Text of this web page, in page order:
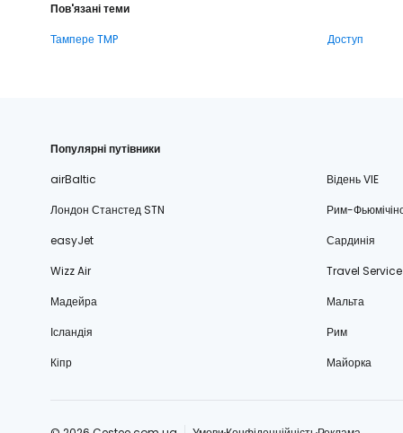
Пов'язані теми
Тампере TMP
Доступ
Популярні путівники
airBaltic
Відень VIE
Лондон Станстед STN
Рим-
easyJet
Сардинія
Wizz Air
Travel Service
Мадейра
Мальта
Ісландія
Рим
Кіпр
Майорка